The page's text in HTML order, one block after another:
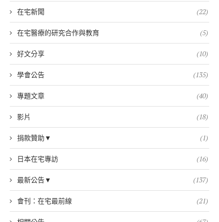
在宅新聞 (22)
在宅醫療的研究合作與教育 (5)
好文分享 (10)
學會公告 (135)
專題文章 (40)
影片 (18)
捐款贊助▼ (1)
日本在宅專訪 (16)
最新公告▼ (137)
會刊：在宅最前線 (21)